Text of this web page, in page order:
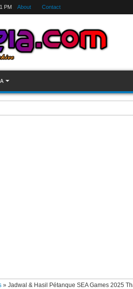
PM About Contact
» Jadwal & Hasil Pétanque SEA Games 2025